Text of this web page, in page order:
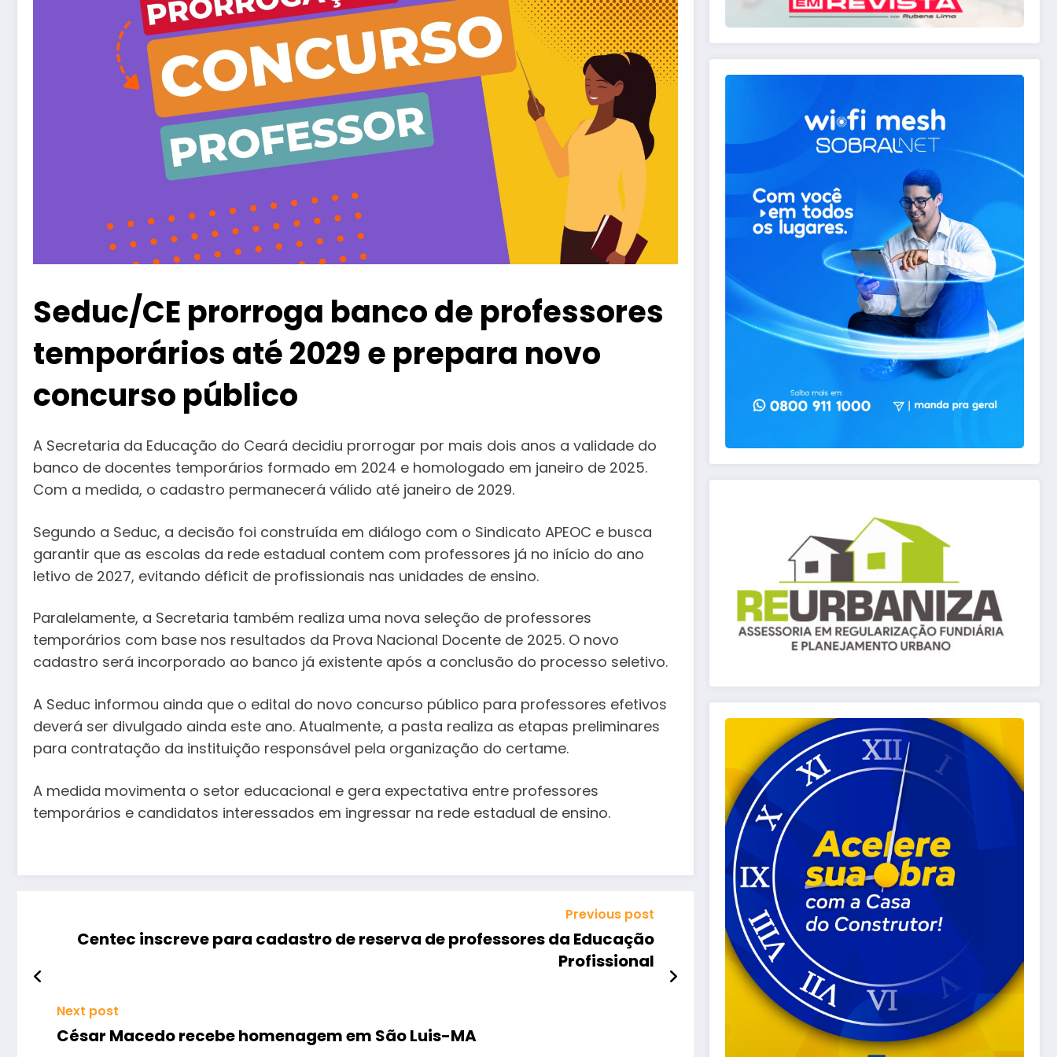
Seduc/CE prorroga banco de professores
temporários até 2029 e prepara novo
concurso público
A Secretaria da Educação do Ceará decidiu prorrogar por mais dois anos a validade do
banco de docentes temporários formado em 2024 e homologado em janeiro de 2025.
Com a medida, o cadastro permanecerá válido até janeiro de 2029.
Segundo a Seduc, a decisão foi construída em diálogo com o Sindicato APEOC e busca
garantir que as escolas da rede estadual contem com professores já no início do ano
letivo de 2027, evitando déficit de profissionais nas unidades de ensino.
Paralelamente, a Secretaria também realiza uma nova seleção de professores
temporários com base nos resultados da Prova Nacional Docente de 2025. O novo
cadastro será incorporado ao banco já existente após a conclusão do processo seletivo.
A Seduc informou ainda que o edital do novo concurso público para professores efetivos
deverá ser divulgado ainda este ano. Atualmente, a pasta realiza as etapas preliminares
para contratação da instituição responsável pela organização do certame.
A medida movimenta o setor educacional e gera expectativa entre professores
temporários e candidatos interessados em ingressar na rede estadual de ensino.
Previous post
Centec inscreve para cadastro de reserva de professores da Educação
Profissional
Next post
César Macedo recebe homenagem em São Luis-MA